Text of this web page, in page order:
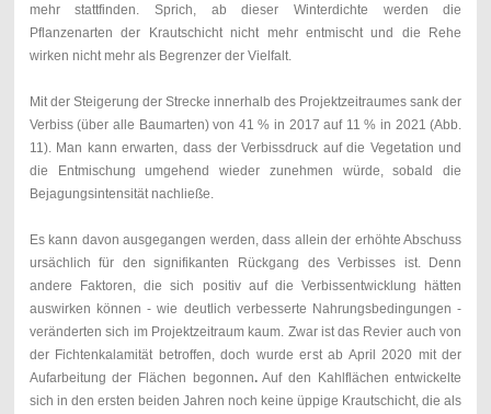
mehr stattfinden. Sprich, ab dieser Winterdichte werden die
Pflanzenarten der Krautschicht nicht mehr entmischt und die Rehe
wirken nicht mehr als Begrenzer der Vielfalt.
Mit der Steigerung der Strecke innerhalb des Projektzeitraumes sank der
Verbiss (über alle Baumarten) von 41 % in 2017 auf 11 % in 2021 (Abb.
11). Man kann erwarten, dass der Verbissdruck auf die Vegetation und
die Entmischung umgehend wieder zunehmen würde, sobald die
Bejagungsintensität nachließe.
Es kann davon ausgegangen werden, dass allein der erhöhte Abschuss
ursächlich für den signifikanten Rückgang des Verbisses ist. Denn
andere Faktoren, die sich positiv auf die Verbissentwicklung hätten
auswirken können - wie deutlich verbesserte Nahrungsbedingungen -
veränderten sich im Projektzeitraum kaum. Zwar ist das Revier auch von
der Fichtenkalamität betroffen, doch wurde erst ab April 2020 mit der
Aufarbeitung der Flächen begonnen.Auf den Kahlflächen entwickelte
sich in den ersten beiden Jahren noch keine üppige Krautschicht, die als